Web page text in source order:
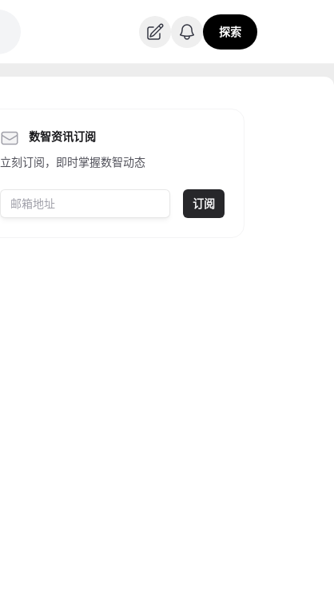
探索
数智资讯订阅
立刻订阅，即时掌握数智动态
订阅